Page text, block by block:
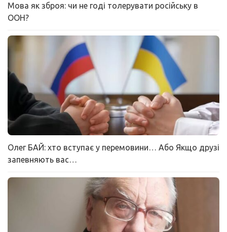
Мова як зброя: чи не годі толерувати російську в
ООН?
Олег БАЙ: хто вступає у перемовини… Або Якщо друзі
запевняють вас…